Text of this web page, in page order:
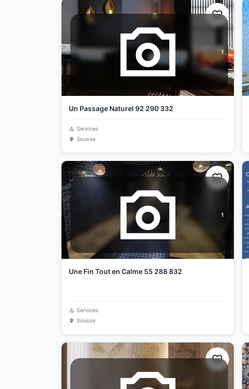
1
Un Passage Naturel 92 290 332
Services
Sousse
1
Une Fin Tout en Calme 55 288 832
Services
Sousse